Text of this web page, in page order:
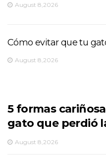
August 8,2026
Cómo evitar que tu
August 8,2026
5 formas
gato que perdió
August 8,2026